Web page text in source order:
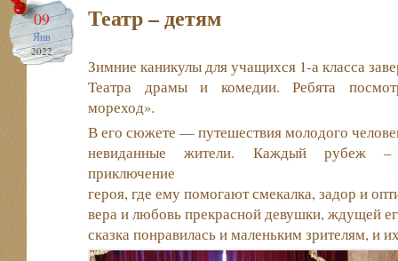
09
Янв
2022
Театр – детям
Зимние каникулы для учащихся 1-а класса
Театра драмы и комедии. Ребята
мореход».
В его сюжете — путешествия молодого
невиданные жители. Каждый рубеж –
приключение
героя, где ему помогают смекалка, задор и
вера и любовь прекрасной девушки, ждущей
сказка понравилась и маленьким зрителям, и